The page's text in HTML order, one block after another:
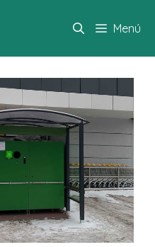
Menú